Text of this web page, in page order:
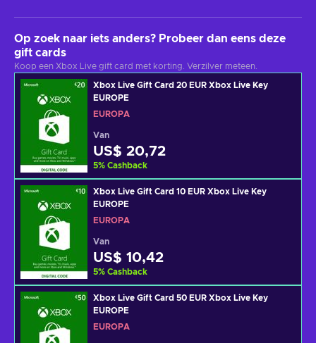
Op zoek naar iets anders? Probeer dan eens deze
gift cards
Koop een Xbox Live gift card met korting. Verzilver meteen.
Xbox Live Gift Card 20 EUR Xbox Live Key
EUROPE
EUROPA
Van
US$ 20,72
5% Cashback
Xbox Live Gift Card 10 EUR Xbox Live Key
EUROPE
EUROPA
Van
US$ 10,42
5% Cashback
Xbox Live Gift Card 50 EUR Xbox Live Key
EUROPE
EUROPA